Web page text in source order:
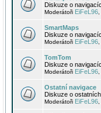
Diskuze o
Moderátoři EiFeL96
SmartMaps
Diskuze o
Moderátoři EiFeL96
TomTom
Diskuze o
Moderátoři EiFeL96
Ostatní navigace
Diskuze o
Moderátoři EiFeL96